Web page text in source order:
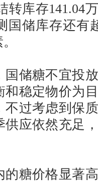
转库存141.04
国储库存还有
储糖不宜投放
和稳定物价为
过考虑到保
应依然充足
糖价格显著高